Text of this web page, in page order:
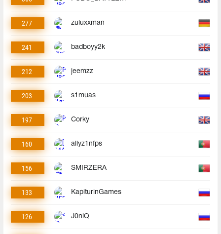
277 zuluxxman
241 badboyy2k
212 jeemzz
203 s1muas
197 Corky
160 allyz1nfps
156 SMIRZERA
133 KapiturinGames
126 J0niQ